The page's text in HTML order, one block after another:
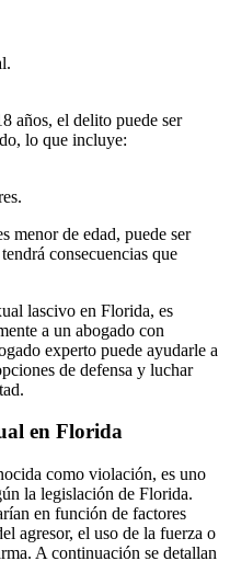
años, el delito puede ser
lo que incluye:
menor de edad, puede ser
consecuencias que
lascivo en Florida, es
a un abogado con
experto puede ayudarle a
de defensa y luchar
en Florida
como violación, es uno
la legislación de Florida.
en función de factores
agresor, el uso de la fuerza o
A continuación se detallan